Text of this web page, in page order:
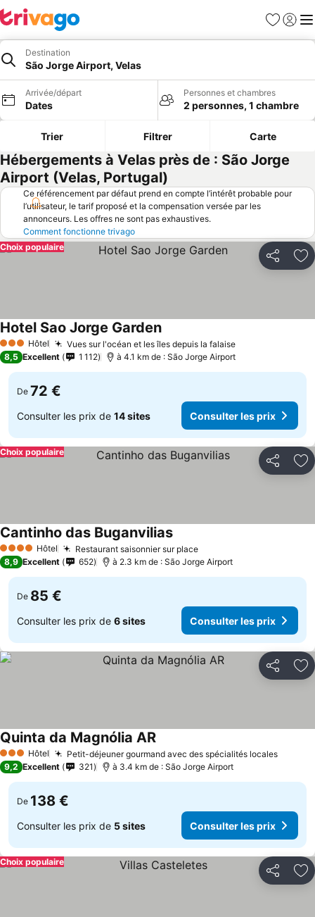
Favoris
Se
Destination
São Jorge Airport, Velas
Arrivée/départ
Dates
Personnes et chambres
2 personnes, 1 chambre
Trier Filtrer Carte
Hébergements à Velas près de : São Jorge
Airport (Velas, Portugal)
Ce référencement par défaut prend en compte l’intérêt probable pour
l’utilisateur, le tarif proposé et la compensation versée par les
annonceurs. Les offres ne sont pas exhaustives.
Comment fonctionne trivago
Partager
Choix populaire
3 ÉtoilesHôtel Vues sur l'océan et les îles depuis la falaise
Hotel Sao Jorge Garden
8,5 Excellent 1 112 à 4.1 km de : São Jorge Airport
De 72 €
Consulter les prix de 14 sites Consulter les prix
Partager
Choix populaire
4 Étoiles Hôtel Restaurant saisonnier sur place
Cantinho das Buganvilias
8,9 Excellent 652 à 2.3 km de : São Jorge Airport
De 85 €
Consulter les prix de 6 sites Consulter les prix
Partager
3 ÉtoilesHôtel Petit-déjeuner gourmand avec des spécialités locales
Quinta da Magnólia AR
9,2 Excellent 321 à 3.4 km de : São Jorge Airport
De 138 €
Consulter les prix de 5 sites Consulter les prix
Partager
Choix populaire